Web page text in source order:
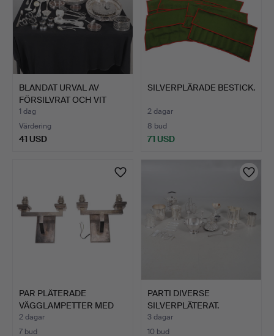
BLANDAT URVAL AV
FÖRSILVRAT OCH VIT
METALL…
1 dag
Värdering
41 USD
SILVERPLÄRADE BESTICK.
2 dagar
8 bud
71 USD
PAR PLÄTERADE
VÄGGLAMPETTER MED
TVÅ LJUSAR…
2 dagar
7 bud
PARTI DIVERSE
SILVERPLÄTERAT.
3 dagar
10 bud